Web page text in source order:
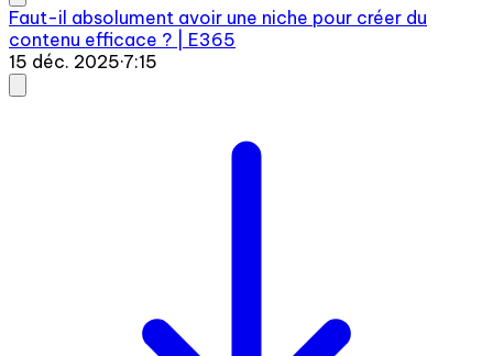
Faut-il absolument avoir une niche pour créer du
contenu efficace ? | E365
15 déc. 2025·7:15